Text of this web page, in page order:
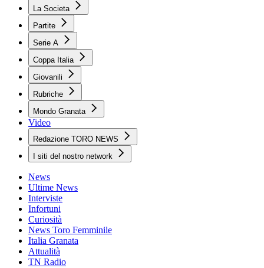
La Societa
Partite
Serie A
Coppa Italia
Giovanili
Rubriche
Mondo Granata
Video
Redazione TORO NEWS
I siti del nostro network
News
Ultime News
Interviste
Infortuni
Curiosità
News Toro Femminile
Italia Granata
Attualità
TN Radio